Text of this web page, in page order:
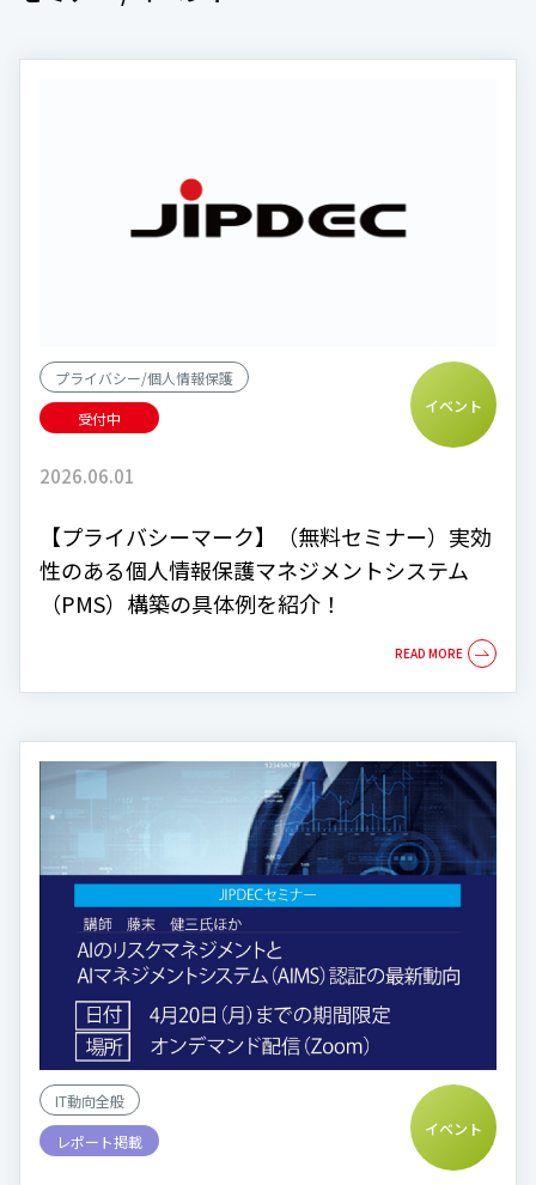
プライバシー/個人情報保護
受付中
イベント
2026.06.01
【プライバシーマーク】（無料セミナー）実効
性のある個人情報保護マネジメントシステム
（PMS）構築の具体例を紹介！
IT動向全般
レポート掲載
イベント